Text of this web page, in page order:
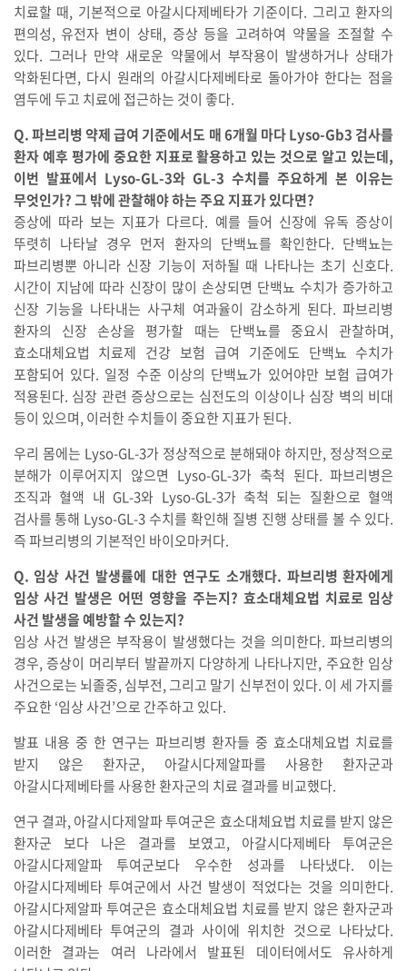
치료할 때, 기본적으로 아갈시다제베타가 기준이다. 그리고 환자의
편의성, 유전자 변이 상태, 증상 등을 고려하여 약물을 조절할 수
있다. 그러나 만약 새로운 약물에서 부작용이 발생하거나 상태가
악화된다면, 다시 원래의 아갈시다제베타로 돌아가야 한다는 점을
염두에 두고 치료에 접근하는 것이 좋다.
Q. 파브리병 약제 급여 기준에서도 매 6개월 마다 Lyso-Gb3 검사를
환자 예후 평가에 중요한 지표로 활용하고 있는 것으로 알고 있는데,
이번 발표에서 Lyso-GL-3와 GL-3 수치를 주요하게 본 이유는
무엇인가? 그 밖에 관찰해야 하는 주요 지표가 있다면?
증상에 따라 보는 지표가 다르다. 예를 들어 신장에 유독 증상이
뚜렷히 나타날 경우 먼저 환자의 단백뇨를 확인한다. 단백뇨는
파브리병뿐 아니라 신장 기능이 저하될 때 나타나는 초기 신호다.
시간이 지남에 따라 신장이 많이 손상되면 단백뇨 수치가 증가하고
신장 기능을 나타내는 사구체 여과율이 감소하게 된다. 파브리병
환자의 신장 손상을 평가할 때는 단백뇨를 중요시 관찰하며,
효소대체요법 치료제 건강 보험 급여 기준에도 단백뇨 수치가
포함되어 있다. 일정 수준 이상의 단백뇨가 있어야만 보험 급여가
적용된다. 심장 관련 증상으로는 심전도의 이상이나 심장 벽의 비대
등이 있으며, 이러한 수치들이 중요한 지표가 된다.
우리 몸에는 Lyso-GL-3가 정상적으로 분해돼야 하지만, 정상적으로
분해가 이루어지지 않으면 Lyso-GL-3가 축척 된다. 파브리병은
조직과 혈액 내 GL-3와 Lyso-GL-3가 축척 되는 질환으로 혈액
검사를 통해 Lyso-GL-3 수치를 확인해 질병 진행 상태를 볼 수 있다.
즉 파브리병의 기본적인 바이오마커다.
Q. 임상 사건 발생률에 대한 연구도 소개했다. 파브리병 환자에게
임상 사건 발생은 어떤 영향을 주는지? 효소대체요법 치료로 임상
사건 발생을 예방할 수 있는지?
임상 사건 발생은 부작용이 발생했다는 것을 의미한다. 파브리병의
경우, 증상이 머리부터 발끝까지 다양하게 나타나지만, 주요한 임상
사건으로는 뇌졸중, 심부전, 그리고 말기 신부전이 있다. 이 세 가지를
주요한 ‘임상 사건’으로 간주하고 있다.
발표 내용 중 한 연구는 파브리병 환자들 중 효소대체요법 치료를
받지 않은 환자군, 아갈시다제알파를 사용한 환자군과
아갈시다제베타를 사용한 환자군의 치료 결과를 비교했다.
연구 결과, 아갈시다제알파 투여군은 효소대체요법 치료를 받지 않은
환자군 보다 나은 결과를 보였고, 아갈시다제베타 투여군은
아갈시다제알파 투여군보다 우수한 성과를 나타냈다. 이는
아갈시다제베타 투여군에서 사건 발생이 적었다는 것을 의미한다.
아갈시다제알파 투여군은 효소대체요법 치료를 받지 않은 환자군과
아갈시다제베타 투여군의 결과 사이에 위치한 것으로 나타났다.
이러한 결과는 여러 나라에서 발표된 데이터에서도 유사하게